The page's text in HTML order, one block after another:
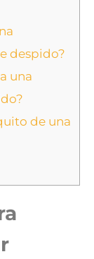
despido?
una
de una